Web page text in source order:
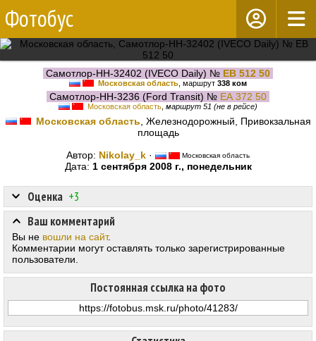
Фотобус
Самотлор-НН-32402 (IVECO Daily) № ЕВ 512 50
Московская область , маршрут 338 ком
Самотлор-НН-3236 (Ford Transit) № ЕА 372 50
Московская область маршрут 51 (не в рейсе)
Московская область , Железнодорожный, Привокзальная
площадь
Автор: Nikolay_k · Московская область
Дата: 1 сентября 2008 г., понедельник
Оценка +3
Постоянная ссылка на фото
Ваш комментарий
Вы не вошли на сайт.
Комментарии могут оставлять только зарегистрированные
пользователи.